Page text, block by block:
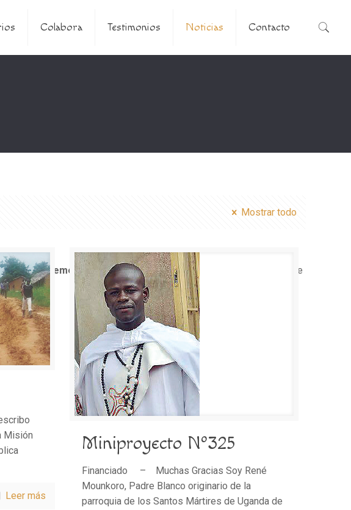
Colabora Testimonios Noticias Contacto
Mostrar todo
themes/betheme/functions/theme-functions.php
on line
Misión
Leer más
Miniproyecto Nº325
Financiado – Muchas Gracias Soy René
Mounkoro, Padre Blanco originario de la
parroquia de los Santos Mártires de Uganda de